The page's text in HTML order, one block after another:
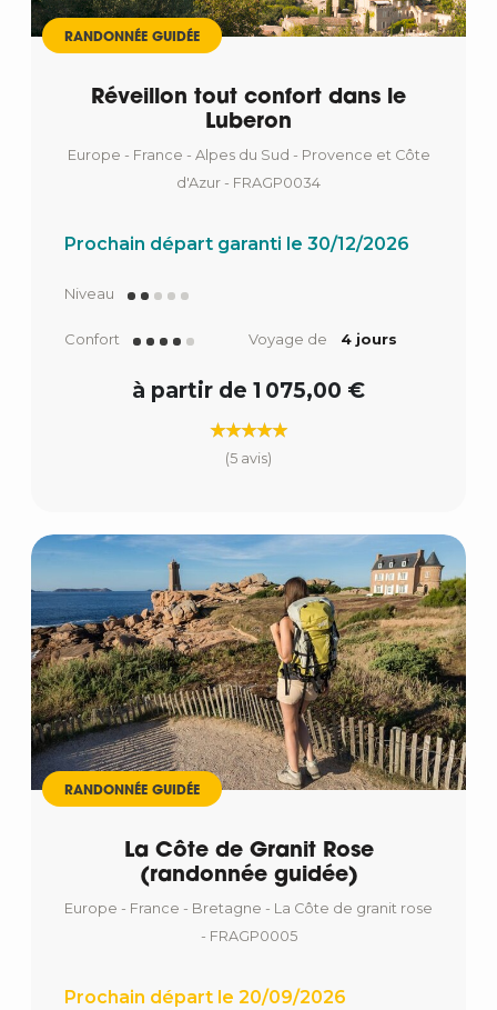
RANDONNÉE GUIDÉE
Réveillon tout confort dans le
Luberon
Europe - France - Alpes du Sud - Provence et Côte
d'Azur - FRAGP0034
Prochain départ garanti le 30/12/2026
Niveau
Confort Voyage de 4 jours
à partir de 1 075,00 €
(5 avis)
RANDONNÉE GUIDÉE
La Côte de Granit Rose
(randonnée guidée)
Europe - France - Bretagne - La Côte de granit rose
- FRAGP0005
Prochain départ le 20/09/2026